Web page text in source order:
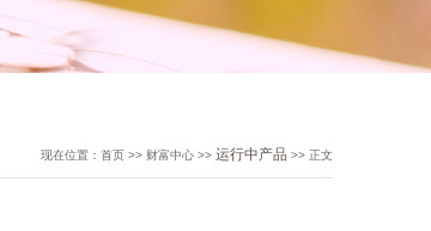
现在位置：首页 >> 财富中心 >> 运行中产品 >> 正文